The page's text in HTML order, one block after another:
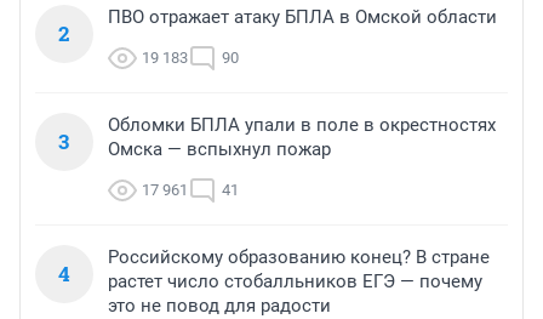
2
ПВО отражает атаку БПЛА в Омской области
19 183 90
3
Обломки БПЛА упали в поле в окрестностях
Омска — вспыхнул пожар
17 961 41
4
Российскому образованию конец? В стране
растет число стобалльников ЕГЭ — почему
это не повод для радости